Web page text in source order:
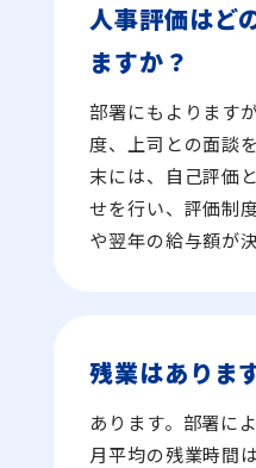
人事評価はど
ますか？
部署にもよります
度、上司との面談
末には、自己評価
せを行い、評価制
や翌年の給与額が
残業はありま
あります。部署に
月平均の残業時間